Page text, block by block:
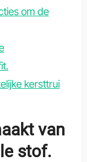
om de
kersttrui
van
stof.